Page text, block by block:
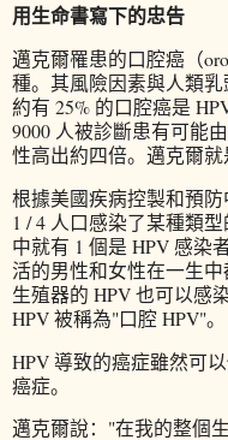
用生命書寫下的忠告
邁克爾罹患的口腔癌（
種。其風險因素與人類
約有 25% 的口腔癌是
9000 人被診斷患有可能
性高出約四倍。邁克爾就
根據美國疾病控製和預
1 / 4 人口感染了某種類
中就有 1 個是 HPV 感染
活的男性和女性在一生
生殖器的 HPV 也可以感
HPV 被稱為"口腔 HPV"。
HPV 導致的癌症雖然可
癌症。
邁克爾說："在我的整個